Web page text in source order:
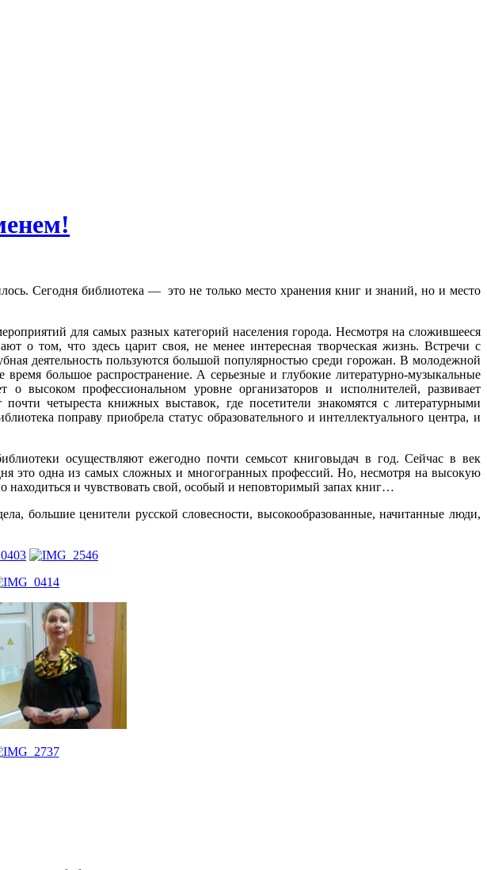
Сегодня библиотека — это не только место хранения книг и знаний, но и место
для самых разных категорий населения города. Несмотря на сложившееся
о том, что здесь царит своя, не менее интересная творческая жизнь. Встречи с
деятельность пользуются большой популярностью среди горожан. В молодежной
большое распространение. А серьезные и глубокие литературно-музыкальные
высоком профессиональном уровне организаторов и исполнителей, развивает
четыреста книжных выставок, где посетители знакомятся с литературными
поправу приобрела статус образовательного и интеллектуального центра, и
осуществляют ежегодно почти семьсот книговыдач в год. Сейчас в век
это одна из самых сложных и многогранных профессий. Но, несмотря на высокую
находиться и чувствовать свой, особый и неповторимый запах книг…
большие ценители русской словесности, высокообразованные, начитанные люди,